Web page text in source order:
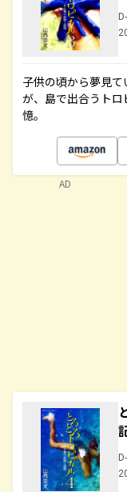
子供の頃から夢見
が、島で出合うト
憶。
AD